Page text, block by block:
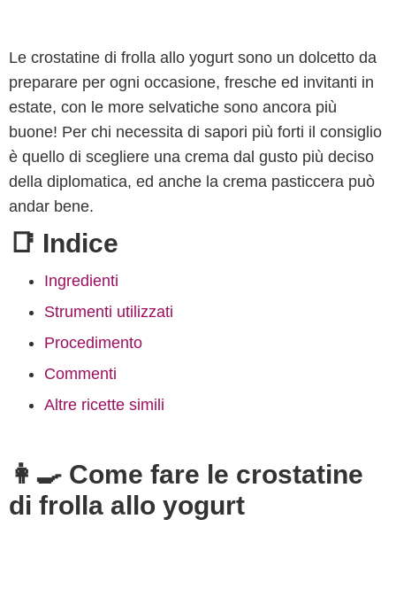
Le crostatine di frolla allo yogurt sono un dolcetto da
preparare per ogni occasione, fresche ed invitanti in
estate, con le more selvatiche sono ancora più
buone! Per chi necessita di sapori più forti il consiglio
è quello di scegliere una crema dal gusto più deciso
della diplomatica, ed anche la crema pasticcera può
andar bene.
📑 Indice
Ingredienti
Strumenti utilizzati
Procedimento
Commenti
Altre ricette simili
👩‍🍳 Come fare le crostatine
di frolla allo yogurt